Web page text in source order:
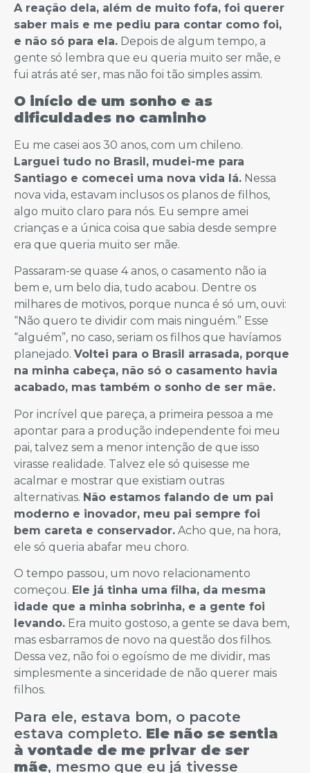
A reação dela, além de muito fofa, foi querer
saber mais e me pediu para contar como foi,
e não só para ela. Depois de algum tempo, a
gente só lembra que eu queria muito ser mãe, e
fui atrás até ser, mas não foi tão simples assim.
O início de um sonho e as
dificuldades no caminho
Eu me casei aos 30 anos, com um chileno.
Larguei tudo no Brasil, mudei-me para
Santiago e comecei uma nova vida lá. Nessa
nova vida, estavam inclusos os planos de filhos,
algo muito claro para nós. Eu sempre amei
crianças e a única coisa que sabia desde sempre
era que queria muito ser mãe.
Passaram-se quase 4 anos, o casamento não ia
bem e, um belo dia, tudo acabou. Dentre os
milhares de motivos, porque nunca é só um, ouvi:
“Não quero te dividir com mais ninguém.” Esse
“alguém”, no caso, seriam os filhos que havíamos
planejado. Voltei para o Brasil arrasada, porque
na minha cabeça, não só o casamento havia
acabado, mas também o sonho de ser mãe.
Por incrível que pareça, a primeira pessoa a me
apontar para a produção independente foi meu
pai, talvez sem a menor intenção de que isso
virasse realidade. Talvez ele só quisesse me
acalmar e mostrar que existiam outras
alternativas. Não estamos falando de um pai
moderno e inovador, meu pai sempre foi
bem careta e conservador. Acho que, na hora,
ele só queria abafar meu choro.
O tempo passou, um novo relacionamento
começou. Ele já tinha uma filha, da mesma
idade que a minha sobrinha, e a gente foi
levando. Era muito gostoso, a gente se dava bem,
mas esbarramos de novo na questão dos filhos.
Dessa vez, não foi o egoísmo de me dividir, mas
simplesmente a sinceridade de não querer mais
filhos.
Para ele, estava bom, o pacote
estava completo. Ele não se sentia
à vontade de me privar de ser
mãe, mesmo que eu já tivesse